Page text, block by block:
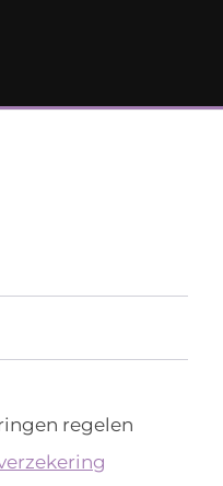
regelen